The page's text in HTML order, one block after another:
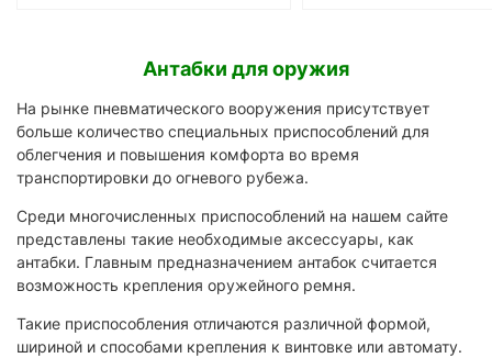
Антабки для оружия
На рынке пневматического вооружения присутствует
больше количество специальных приспособлений для
облегчения и повышения комфорта во время
транспортировки до огневого рубежа.
Среди многочисленных приспособлений на нашем сайте
представлены такие необходимые аксессуары, как
антабки. Главным предназначением антабок считается
возможность крепления оружейного ремня.
Такие приспособления отличаются различной формой,
шириной и способами крепления к винтовке или автомату.